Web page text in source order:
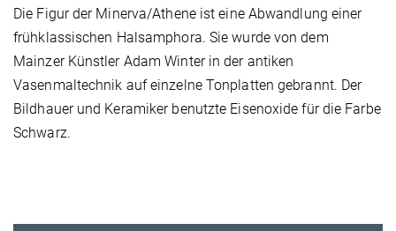
Die Figur der Minerva/Athene ist eine Abwandlung einer
frühklassischen Halsamphora. Sie wurde von dem
Mainzer Künstler Adam Winter in der antiken
Vasenmaltechnik auf einzelne Tonplatten gebrannt. Der
Bildhauer und Keramiker benutzte Eisenoxide für die Farbe
Schwarz.